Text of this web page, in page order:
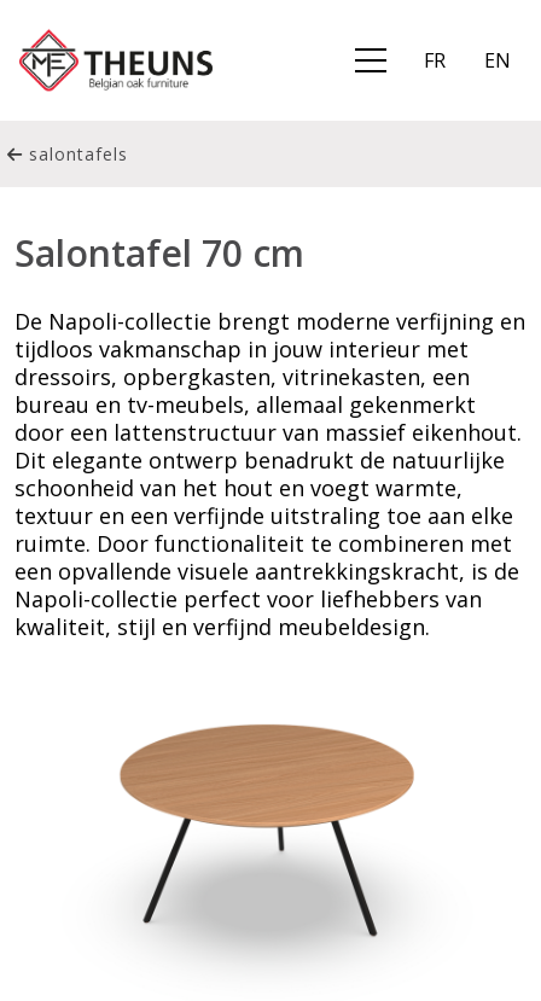
FR EN
salontafels
Salontafel 70 cm
De Napoli-collectie brengt moderne verfijning en
tijdloos vakmanschap in jouw interieur met
dressoirs, opbergkasten, vitrinekasten, een
bureau en tv-meubels, allemaal gekenmerkt
door een lattenstructuur van massief eikenhout.
Dit elegante ontwerp benadrukt de natuurlijke
schoonheid van het hout en voegt warmte,
textuur en een verfijnde uitstraling toe aan elke
ruimte. Door functionaliteit te combineren met
een opvallende visuele aantrekkingskracht, is de
Napoli-collectie perfect voor liefhebbers van
kwaliteit, stijl en verfijnd meubeldesign.